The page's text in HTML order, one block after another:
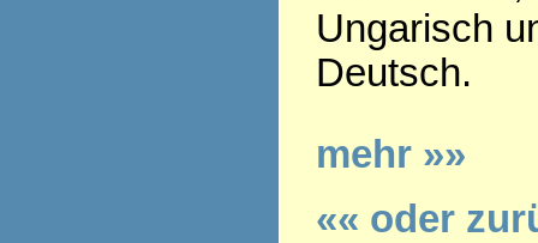
Ungarisch
Deutsch.
mehr »»
«« oder